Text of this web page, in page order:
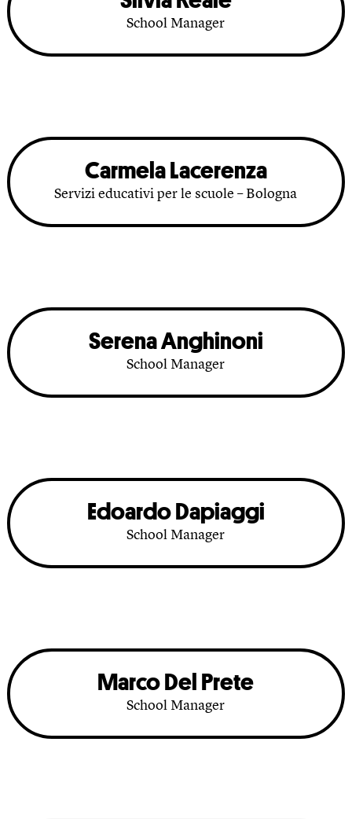
School Manager
Carmela Lacerenza
Servizi educativi per le scuole – Bologna
Serena Anghinoni
School Manager
Edoardo Dapiaggi
School Manager
Marco Del Prete
School Manager